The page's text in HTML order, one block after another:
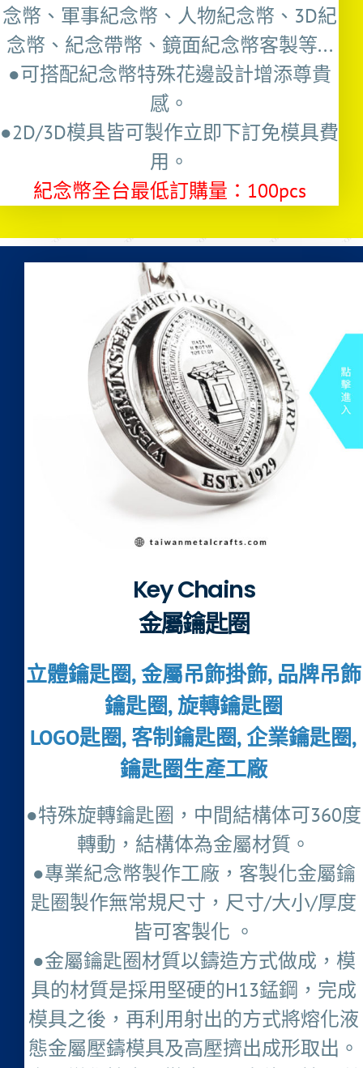
念幣、軍事紀念幣、人物紀念幣、3D紀
念幣、紀念帶幣、鏡面紀念幣客製等...
●可搭配紀念幣特殊花邊設計增添尊貴
感。
●2D/3D模具皆可製作立即下訂免模具費
用。
紀念幣全台最低訂購量：100pcs
Key Chains
金屬鑰匙圈
立體鑰匙圈, 金屬吊飾掛飾, 品牌吊飾
鑰匙圈, 旋轉鑰匙圈
LOGO匙圈, 客制鑰匙圈, 企業鑰匙圈,
鑰匙圈生產工廠
●特殊旋轉鑰匙圈，中間結構体可360度
轉動，結構体為金屬材質。
●專業紀念幣製作工廠，客製化金屬鑰
匙圈製作無常規尺寸，尺寸/大小/厚度
皆可客製化 。
●金屬鑰匙圈材質以鑄造方式做成，模
具的材質是採用堅硬的H13錳鋼，完成
模具之後，再利用射出的方式將熔化液
態金屬壓鑄模具及高壓擠出成形取出。